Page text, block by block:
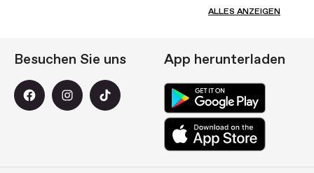
ALLES ANZEIGEN
Besuchen Sie uns App herunterladen